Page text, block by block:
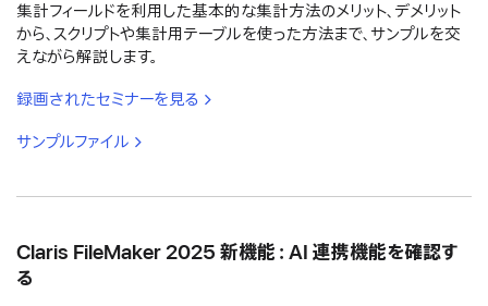
集計フィールドを利用した基本的な集計方法のメリット、デメリット
から、スクリプトや集計用テーブルを使った方法まで、サンプルを交
えながら解説します。
録画されたセミナーを見る
サンプルファイル
Claris FileMaker 2025 新機能：AI 連携機能を確認す
る